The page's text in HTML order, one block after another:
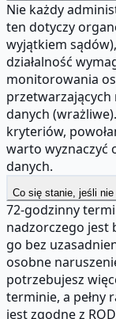
Nie każdy
ten dotyczy
wyjątkiem
działalność
monitorowania
przetwarzających
danych
kryteriów,
warto wyznaczyć
danych.
Co się stanie, jeśli nie
72-godzinny
nadzorczego jest
go bez
osobne
potrzebujesz
terminie, a pełny
jest zgodne z